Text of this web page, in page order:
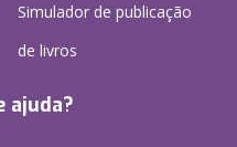
Simulador de publicação
de livros
ajuda?